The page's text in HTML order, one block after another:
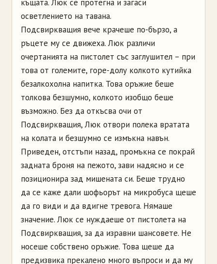
къщата. Люк се протегна и загаси
осветлението на тавана.
Подсвиркващия вече крачеше по-бързо, а
ръцете му се движеха. Люк различи
очертанията на пистолет със заглушител – при
това от големите, горе-долу колкото кутийка
безалкохолна напитка. Това оръжие беше
толкова безшумно, колкото изобщо беше
възможно. Без да откъсва очи от
Подсвиркващия, Люк отвори полека вратата
на колата и безшумно се измъкна навън.
Приведен, отстъпи назад, промъкна се покрай
задната броня на пежото, зави надясно и се
позиционира зад мишената си. Беше трудно
да се каже дали шофьорът на микробуса щеше
да го види и да вдигне тревога. Нямаше
значение. Люк се нуждаеше от пистолета на
Подсвиркващия, за да изравни шансовете. Не
носеше собствено оръжие. Това щеше да
предизвика прекалено много въпроси и да му